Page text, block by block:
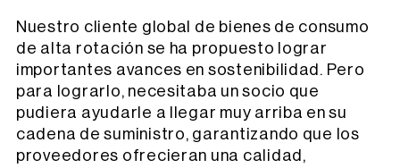
Nuestro cliente global de bienes de consumo
de alta rotación se ha propuesto lograr
importantes avances en sostenibilidad. Pero
para lograrlo, necesitaba un socio que
pudiera ayudarle a llegar muy arriba en su
cadena de suministro, garantizando que los
proveedores ofrecieran una calidad,